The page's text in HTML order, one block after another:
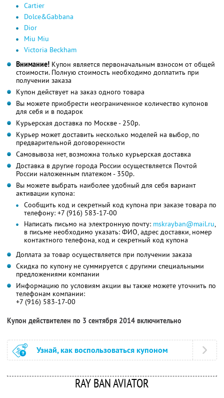
Cartier
Dolce&Gabbana
Dior
Miu Miu
Victoria Beckham
Внимание! Купон является первоначальным взносом от общей
стоимости. Полную стоимость необходимо доплатить при
получении заказа
Купон действует на заказ одного товара
Вы можете приобрести неограниченное количество купонов
для себя и в подарок
Курьерская доставка по Москве - 250р.
Курьер может доставить несколько моделей на выбор, по
предварительной договоренности
Самовывоза нет, возможна только курьерская доставка
Доставка в другие города России осуществляется Почтой
России наложенным платежом - 350р.
Вы можете выбрать наиболее удобный для себя вариант
активации купона:
Сообщить код и секретный код купона при заказе товара по
телефону: +7 (916) 583-17-00
Написать письмо на электронную почту: mskrayban@mail.ru,
в письме необходимо указать: ФИО, адрес доставки, номер
контактного телефона, код и секретный код купона
Доплата за товар осуществляется при получении заказа
Скидка по купону не суммируется с другими специальными
предложениями компании
Информацию по условиям акции вы также можете уточнить по
телефонам компании:
+7 (916) 583-17-00
Купон действителен по 3 сентября 2014 включительно
Узнай, как воспользоваться купоном
RAY BAN AVIATOR